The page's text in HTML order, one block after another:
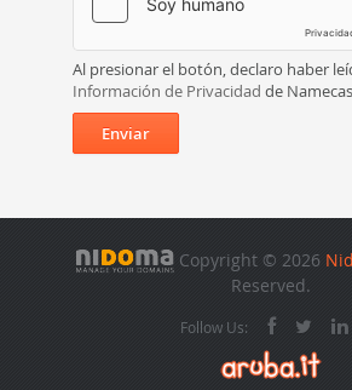
Al presionar el botón, declaro haber
Información de Privacidad de
Enviar
Copyright © 2026
Reserved.
Follow Us: